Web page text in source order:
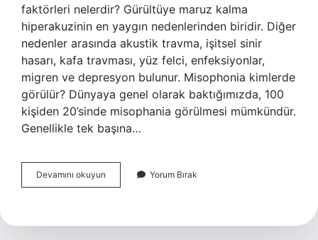
faktörleri nelerdir? Gürültüye maruz kalma
hiperakuzinin en yaygın nedenlerinden biridir. Diğer
nedenler arasında akustik travma, işitsel sinir
hasarı, kafa travması, yüz felci, enfeksiyonlar,
migren ve depresyon bulunur. Misophonia kimlerde
görülür? Dünyaya genel olarak baktığımızda, 100
kişiden 20’sinde misophania görülmesi mümkündür.
Genellikle tek başına…
Devamını okuyun
Aşırı
Belirtisi
Yorum Bırak